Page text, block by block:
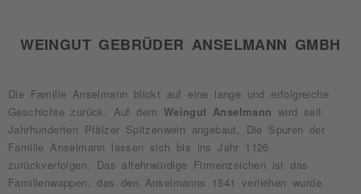
WEINGUT GEBRÜDER ANSELMANN GMBH
Die Familie Anselmann blickt auf eine lange und erfolgreiche
Geschichte zurück. Auf dem Weingut Anselmann
wird seit
Jahrhunderten Pfälzer Spitzenwein angebaut. Die Spuren der
Familie Anselmann lassen sich bis ins Jahr 1126
zurückverfolgen. Das altehrwürdige Firmenzeichen ist das
Familienwappen, das den Anselmanns 1541 verliehen wurde.